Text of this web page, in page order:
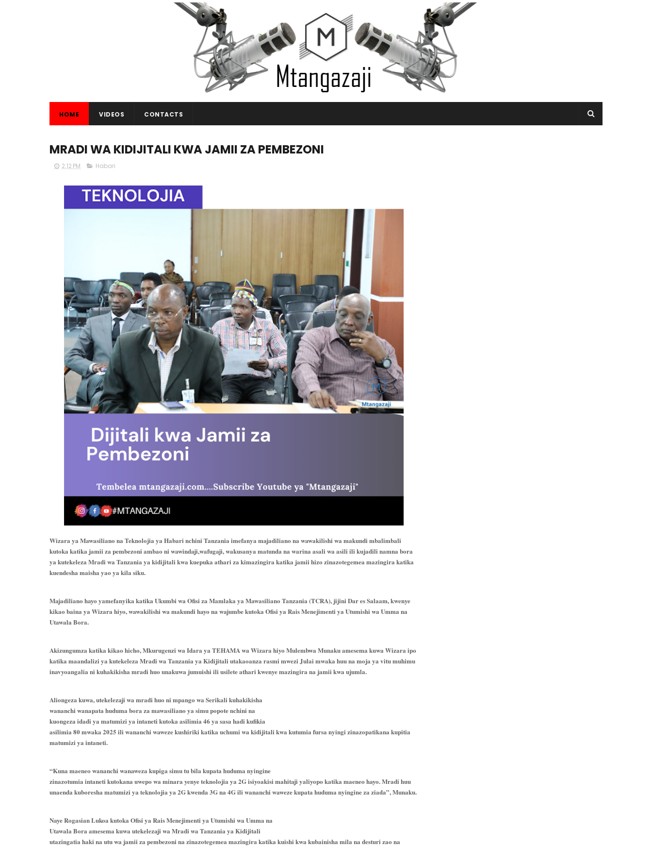
HOME VIDEOS CONTACTS
MRADI WA KIDIJITALI KWA JAMII ZA PEMBEZONI
2:12 PM Habari
Wizara ya Mawasiliano na Teknolojia ya Habari nchini Tanzania imefanya majadiliano na wawakilishi wa makundi mbalimbali
kutoka katika jamii za pembezoni ambao ni wawindaji,wafugaji, wakusanya matunda na warina asali wa asili ili kujadili namna bora
ya kutekeleza Mradi wa Tanzania ya kidijitali kwa kuepuka athari za kimazingira katika jamii hizo zinazotegemea mazingira katika
kuendesha maisha yao ya kila siku.
Majadiliano hayo yamefanyika katika Ukumbi wa Ofisi za Mamlaka ya Mawasiliano Tanzania (TCRA), jijini Dar es Salaam, kwenye
kikao baina ya Wizara hiyo, wawakilishi wa makundi hayo na wajumbe kutoka Ofisi ya Rais Menejimenti ya Utumishi wa Umma na
Utawala Bora.
Akizungumza katika kikao hicho, Mkurugenzi wa Idara ya TEHAMA wa Wizara hiyo Mulembwa Munaku amesema kuwa Wizara ipo
katika maandalizi ya kutekeleza Mradi wa Tanzania ya Kidijitali utakaoanza rasmi mwezi Julai mwaka huu na moja ya vitu muhimu
inavyoangalia ni kuhakikisha mradi huo unakuwa jumuishi ili usilete athari kwenye mazingira na jamii kwa ujumla.
Aliongeza kuwa, utekelezaji wa mradi huo ni mpango wa Serikali kuhakikisha
wananchi wanapata huduma bora za mawasiliano ya simu popote nchini na
kuongeza idadi ya matumizi ya intaneti kutoka asilimia 46 ya sasa hadi kufikia
asilimia 80 mwaka 2025 ili wananchi waweze kushiriki katika uchumi wa kidijitali kwa kutumia fursa nyingi zinazopatikana kupitia
matumizi ya intaneti.
“Kuna maeneo wananchi wanaweza kupiga simu tu bila kupata huduma nyingine
zinazotumia intaneti kutokana uwepo wa minara yenye teknolojia ya 2G isiyoakisi mahitaji yaliyopo katika maeneo hayo. Mradi huu
unaenda kuboresha matumizi ya teknolojia ya 2G kwenda 3G na 4G ili wananchi waweze kupata huduma nyingine za ziada”, Munaku.
Naye Rogasian Lukoa kutoka Ofisi ya Rais Menejimenti ya Utumishi wa Umma na
Utawala Bora amesema kuwa utekelezaji wa Mradi wa Tanzania ya Kidijitali
utazingatia haki na utu wa jamii za pembezoni na zinazotegemea mazingira katika kuishi kwa kubainisha mila na desturi zao na